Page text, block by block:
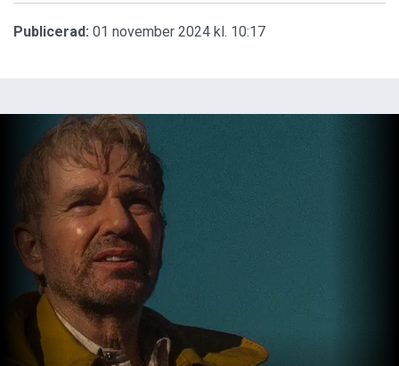
Publicerad: 01 november 2024 kl. 10:17